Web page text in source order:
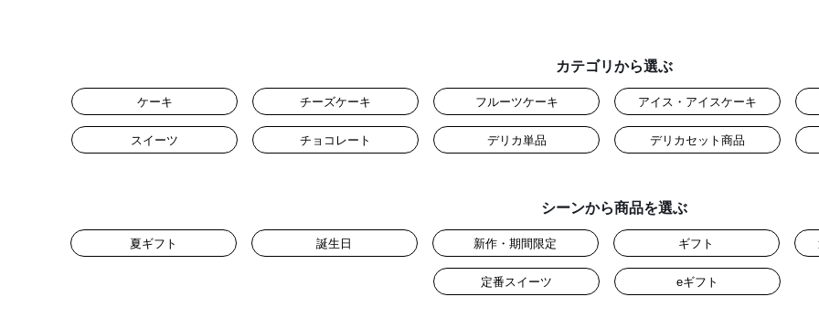
カテゴリから選ぶ
ケーキ チーズケーキ フルーツケーキ アイス・アイスケーキ
スイーツ チョコレート デリカ単品 デリカセット商品
シーンから商品を選ぶ
夏ギフト 誕生日 新作・期間限定 ギフト
定番スイーツ eギフト